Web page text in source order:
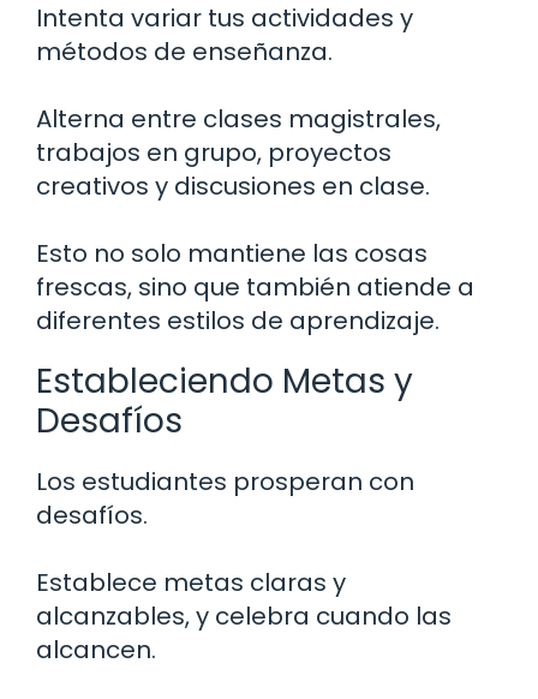
Intenta variar tus actividades y
métodos de enseñanza.
Alterna entre clases magistrales,
trabajos en grupo, proyectos
creativos y discusiones en clase.
Esto no solo mantiene las cosas
frescas, sino que también atiende a
diferentes estilos de aprendizaje.
Estableciendo Metas y
Desafíos
Los estudiantes prosperan con
desafíos.
Establece metas claras y
alcanzables, y celebra cuando las
alcancen.